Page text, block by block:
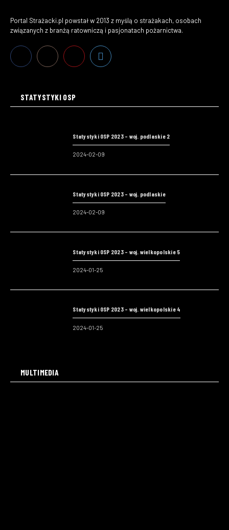
Portal Strażacki.pl powstał w 2013 z myślą o strażakach, osobach
związanych z branżą ratowniczą i pasjonatach pożarnictwa.
STATYSTYKI OSP
Statystyki OSP 2023 – woj. podlaskie 2
2024-02-09
Statystyki OSP 2023 – woj. podlaskie
2024-02-09
Statystyki OSP 2023 – woj. wielkopolskie 5
2024-01-25
Statystyki OSP 2023 – woj. wielkopolskie 4
2024-01-25
MULTIMEDIA